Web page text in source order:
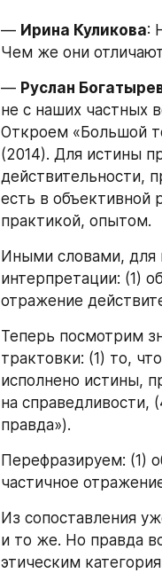
— Ирина Куликова:
Чем же они
— Руслан
не с наших частных
Откроем «Большой
(2014). Для истины
действительности,
есть в объективной
практикой, опытом.
Иными словами, для
интерпретации: (1)
отражение
Теперь посмотрим
трактовки: (1) то,
исполнено истины,
на справедливости,
правда»).
Перефразируем: (1)
частичное
Из сопоставления
и то же. Но правда
этическим